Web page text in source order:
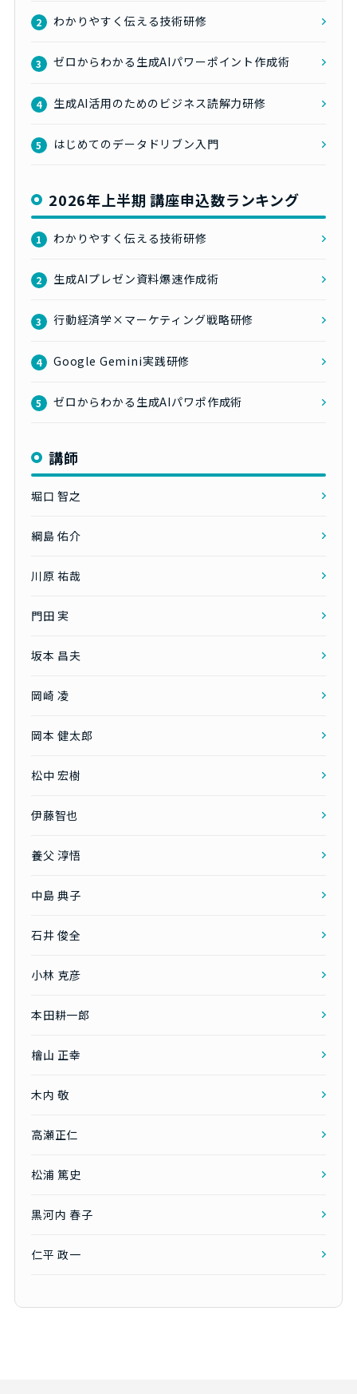
2 わかりやすく伝える技術研修
3 ゼロからわかる生成AIパワーポイント作成術
4 生成AI活用のためのビジネス読解力研修
5 はじめてのデータドリブン入門
2026年上半期 講座申込数ランキング
1 わかりやすく伝える技術研修
2 生成AIプレゼン資料爆速作成術
3 行動経済学×マーケティング戦略研修
4 Google Gemini実践研修
5 ゼロからわかる生成AIパワポ作成術
講師
堀口 智之
綱島 佑介
川原 祐哉
門田 実
坂本 昌夫
岡崎 凌
岡本 健太郎
松中 宏樹
伊藤智也
養父 淳悟
中島 典子
石井 俊全
小林 克彦
本田耕一郎
檜山 正幸
木内 敬
高瀬正仁
松浦 篤史
黒河内 春子
仁平 政一